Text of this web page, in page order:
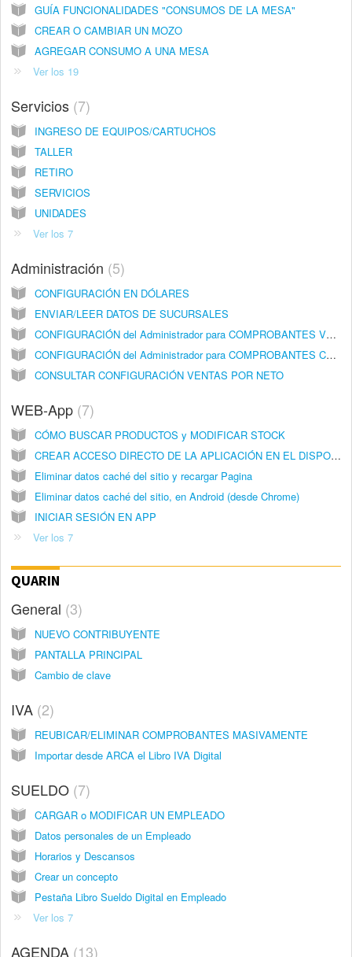
GUÍA FUNCIONALIDADES "CONSUMOS DE LA MESA"
CREAR O CAMBIAR UN MOZO
AGREGAR CONSUMO A UNA MESA
Ver los 19
Servicios 7
INGRESO DE EQUIPOS/CARTUCHOS
TALLER
RETIRO
SERVICIOS
UNIDADES
Ver los 7
Administración 5
CONFIGURACIÓN EN DÓLARES
ENVIAR/LEER DATOS DE SUCURSALES
CONFIGURACIÓN del Administrador para COMPROBANTES VENTAS
CONFIGURACIÓN del Administrador para COMPROBANTES COMPRAS
CONSULTAR CONFIGURACIÓN VENTAS POR NETO
WEB-App 7
CÓMO BUSCAR PRODUCTOS y MODIFICAR STOCK
CREAR ACCESO DIRECTO DE LA APLICACIÓN EN EL DISPOSITIVO (Chrome y Safari))
Eliminar datos caché del sitio y recargar Pagina
Eliminar datos caché del sitio, en Android (desde Chrome)
INICIAR SESIÓN EN APP
Ver los 7
QUARIN
General 3
NUEVO CONTRIBUYENTE
PANTALLA PRINCIPAL
Cambio de clave
IVA 2
REUBICAR/ELIMINAR COMPROBANTES MASIVAMENTE
Importar desde ARCA el Libro IVA Digital
SUELDO 7
CARGAR o MODIFICAR UN EMPLEADO
Datos personales de un Empleado
Horarios y Descansos
Crear un concepto
Pestaña Libro Sueldo Digital en Empleado
Ver los 7
AGENDA 13